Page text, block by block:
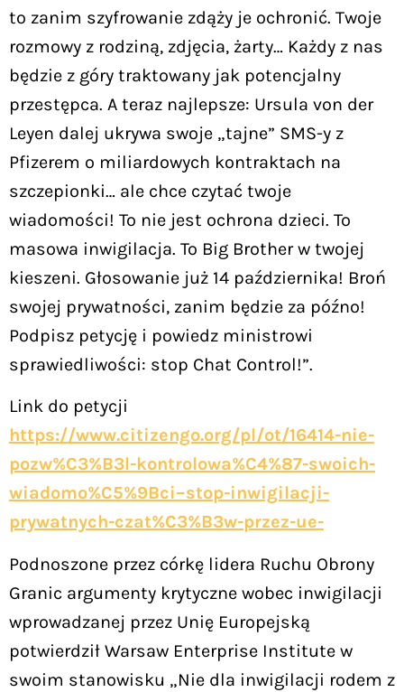
to zanim szyfrowanie zdąży je ochronić. Twoje
rozmowy z rodziną, zdjęcia, żarty… Każdy z nas
będzie z góry traktowany jak potencjalny
przestępca. A teraz najlepsze: Ursula von der
Leyen dalej ukrywa swoje „tajne” SMS-y z
Pfizerem o miliardowych kontraktach na
szczepionki… ale chce czytać twoje
wiadomości! To nie jest ochrona dzieci. To
masowa inwigilacja. To Big Brother w twojej
kieszeni. Głosowanie już 14 października! Broń
swojej prywatności, zanim będzie za późno!
Podpisz petycję i powiedz ministrowi
sprawiedliwości: stop Chat Control!”.
Link do petycji
https://www.citizengo.org/pl/ot/16414-nie-
pozw%C3%B3l-kontrolowa%C4%87-swoich-
wiadomo%C5%9Bci–stop-inwigilacji-
prywatnych-czat%C3%B3w-przez-ue-
Podnoszone przez córkę lidera Ruchu Obrony
Granic argumenty krytyczne wobec inwigilacji
wprowadzanej przez Unię Europejską
potwierdził Warsaw Enterprise Institute w
swoim stanowisku „Nie dla inwigilacji rodem z